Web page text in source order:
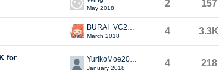
May 2018 2 157
March 2018 4 3.3K
for
January 2018 4 218